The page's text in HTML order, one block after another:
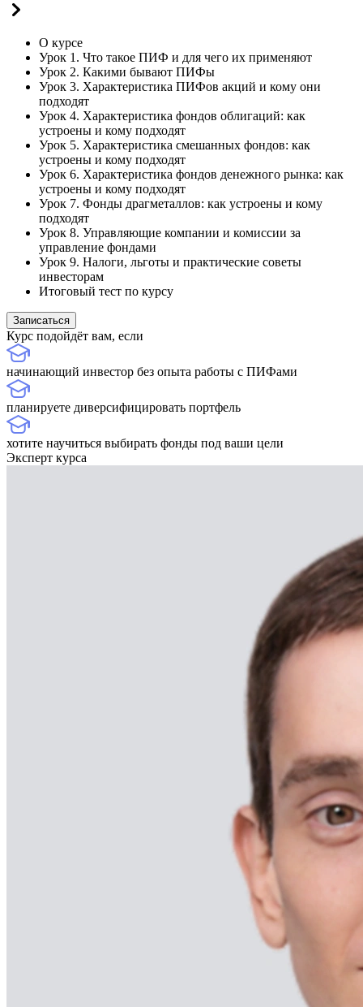
О курсе
Урок 1. Что такое ПИФ и для чего их применяют
Урок 2. Какими бывают ПИФы
Урок 3. Характеристика ПИФов акций и кому они
подходят
Урок 4. Характеристика фондов облигаций: как
устроены и кому подходят
Урок 5. Характеристика смешанных фондов: как
устроены и кому подходят
Урок 6. Характеристика фондов денежного рынка: как
устроены и кому подходят
Урок 7. Фонды драгметаллов: как устроены и кому
подходят
Урок 8. Управляющие компании и комиссии за
управление фондами
Урок 9. Налоги, льготы и практические советы
инвесторам
Итоговый тест по курсу
Записаться
Курс подойдёт вам, если
начинающий инвестор без опыта работы с ПИФами
планируете диверсифицировать портфель
хотите научиться выбирать фонды под ваши цели
Эксперт курса